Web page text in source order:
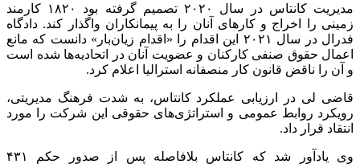
مدیریت کانتاس در سال ۲۰۲۰ تصمیم گرفته بود ۱۸۲۰ کارمند
زمینی را اخراج و کارهای آنان را به پیمانکاران واگذار کند. دادگاه
فدرال در سال ۲۰۲۱ این اقدام را «اقدام زیان‌بار» دانست که مانع
اعمال حقوق صنفی کارکنان و عضویت آنان در اتحادیه‌ها شده است
و آن را ناقض قانون کار منصفانه استرالیا اعلام کرد.
قاضی لی در ارزیابی عملکرد کانتاس، به شدت فرهنگ مدیریتی،
رویکرد روابط عمومی و استراتژی‌های حقوقی این شرکت را مورد
انتقاد قرار داد.
وی یادآور شد که کانتاس بلافاصله پس از صدور حکم ۴۳۱